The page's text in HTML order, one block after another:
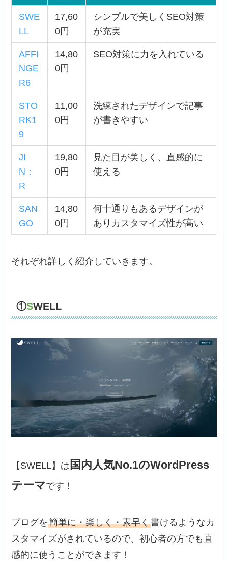
SWE
LL
17,60
0円
シンプルで美しくSEO対策
が充実
AFFI
NGE
R6
14,80
0円
SEO対策に力を入れている
STO
RK1
9
11,00
0円
洗練されたデザインで記事
が書きやすい
JI
N：
R
19,80
0円
見た目が美しく、直感的に
使える
SAN
GO
14,80
0円
何十通りもあるデザインが
ありカスタマイズ性が高い
それぞれ詳しく紹介していきます。
①SWELL
【SWELL】は 国内人気No.1のWordPress
テーマです！
ブログを簡単に・楽しく・素早く書けるようなカ
スタマイズがされているので、初心者の方でも直
感的に使うことができます！